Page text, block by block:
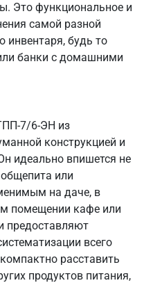
Это функциональное и
самой разной
инвентаря, будь то
банки с домашними
7/6-ЭН из
конструкцией и
идеально впишется не
или
на даче, в
помещении кафе или
предоставляют
всего
расставить
продуктов питания,